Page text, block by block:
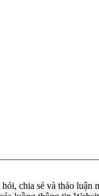
chia sẻ và thảo luận